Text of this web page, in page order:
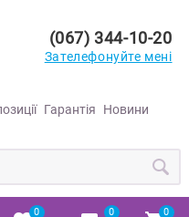
Гарантія
Новини
(067) 344-10-20
Зателефонуйте мені
0 0 0